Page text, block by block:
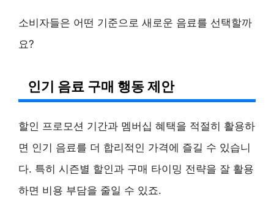
소비자들은 어떤 기준으로 새로운 음료를 선택할까
요?
인기 음료 구매 행동 제안
할인 프로모션 기간과 멤버십 혜택을 적절히 활용하
면 인기 음료를 더 합리적인 가격에 즐길 수 있습니
다. 특히 시즌별 할인과 구매 타이밍 전략을 잘 활용
하면 비용 부담을 줄일 수 있죠.